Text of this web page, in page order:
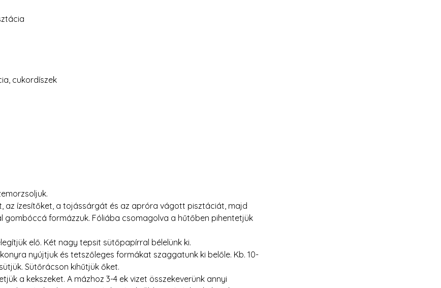
cukordíszek
az ízesítőket, a tojássárgát és az apróra vágott pisztáciát, majd
gombóccá formázzuk. Fóliába csomagolva a hűtőben pihentetjük
elő. Két nagy tepsit sütőpapírral bélelünk ki.
nyújtjuk és tetszőleges formákat szaggatunk ki belőle. Kb. 10-
Sütőrácson kihűtjük őket.
a kekszeket. A mázhoz 3-4 ek vizet összekeverünk annyi